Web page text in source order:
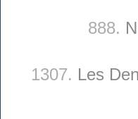
888.
1307. Les